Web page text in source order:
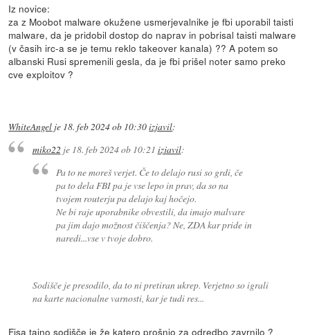
Iz novice:
za z Moobot malware okužene usmerjevalnike je fbi uporabil taisti
malware, da je pridobil dostop do naprav in pobrisal taisti malware
(v časih irc-a se je temu reklo takeover kanala) ?? A potem so
albanski Rusi spremenili gesla, da je fbi prišel noter samo preko
cve exploitov ?
WhiteAngel je 18. feb 2024 ob 10:30izjavil:
miko22je 18. feb 2024 ob 10:21 izjavil:
Pa to ne moreš verjet. Če to delajo rusi so grdi, če
pa to dela FBI pa je vse lepo in prav, da so na
tvojem routerju pa delajo kaj hočejo.
Ne bi raje uporabnike obvestili, da imajo malvare
pa jim dajo možnost čiščenja? Ne, ZDA kar pride in
naredi...vse v tvoje dobro.
Sodišče je presodilo, da to ni pretiran ukrep. Verjetno so igrali
na karte nacionalne varnosti, kar je tudi res...
Fisa tajno sodišče je že katero prošnjo za odredbo zavrnilo ?